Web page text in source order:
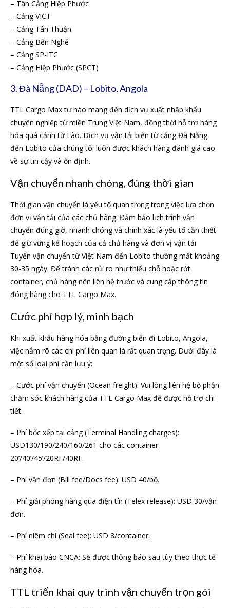
– Tân Cảng Hiệp Phước
– Cảng VICT
– Cảng Tân Thuận
– Cảng Bến Nghé
– Cảng SP-ITC
– Cảng Hiệp Phước (SPCT)
3. Đà Nẵng (DAD) – Lobito, Angola
TTL Cargo Max tự hào mang đến dịch vụ xuất nhập khẩu
chuyên nghiệp từ miền Trung Việt Nam, đồng thời hỗ trợ hàng
hóa quá cảnh từ Lào. Dịch vụ vận tải biển từ cảng Đà Nẵng
đến Lobito của chúng tôi luôn được khách hàng đánh giá cao
về sự tin cậy và ổn định.
Vận chuyển nhanh chóng, đúng thời gian
Thời gian vận chuyển là yếu tố quan trọng trong việc lựa chọn
đơn vị vận tải của các chủ hàng. Đảm bảo lịch trình vận
chuyển đúng giờ, nhanh chóng và chính xác là yếu tố cần thiết
để giữ vững kế hoạch của cả chủ hàng và đơn vị vận tải.
Tuyến vận chuyển từ Việt Nam đến Lobito thường mất khoảng
30-35 ngày. Để tránh các rủi ro như thiếu chỗ hoặc rớt
container, chủ hàng nên liên hệ trước và cung cấp thông tin
đóng hàng cho TTL Cargo Max.
Cước phí hợp lý, minh bạch
Khi xuất khẩu hàng hóa bằng đường biển đi Lobito, Angola,
việc nắm rõ các chi phí liên quan là rất quan trọng. Dưới đây là
một số loại phí cần lưu ý:
– Cước phí vận chuyển (Ocean freight): Vui lòng liên hệ bộ phận
chăm sóc khách hàng của TTL Cargo Max để được hỗ trợ chi
tiết.
– Phí bốc xếp tại cảng (Terminal Handling charges):
USD130/190/240/160/261 cho các container
20’/40’/45’/20RF/40RF.
– Phí vận đơn (Bill fee/Docs fee): USD 40/bộ.
– Phí giải phóng hàng qua điện tín (Telex release): USD 30/vận
đơn.
– Phí niêm chì (Seal fee): USD 8/container.
– Phí khai báo CNCA: Sẽ được thông báo sau tùy theo thực tế
hàng hóa.
TTL triển khai quy trình vận chuyển trọn gói